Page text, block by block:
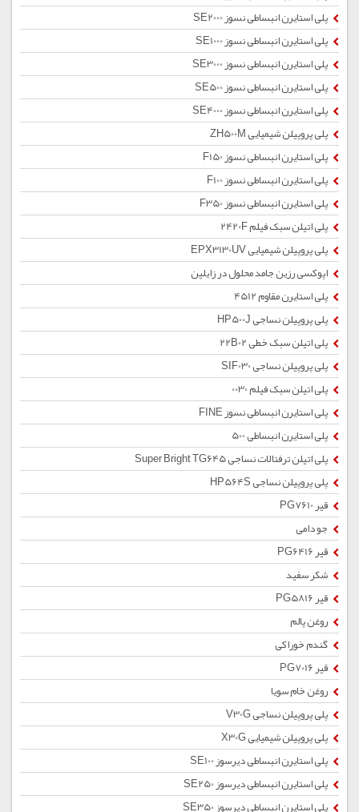
پلی استایرن انبساطی نسوز SE2000
پلی استایرن انبساطی نسوز SE1000
پلی استایرن انبساطی نسوز SE3000
پلی استایرن انبساطی نسوز SE500
پلی استایرن انبساطی نسوز SE4000
پلی پروپیلن شیمیایی ZH500M
پلی استایرن انبساطی نسوز F150
پلی استایرن انبساطی نسوز F100
پلی استایرن انبساطی نسوز F350
پلی اتیلن سبک فیلم 2420F
پلی پروپیلن شیمیایی EPX3130UV
اپوکسی رزین جامد محلول در زایلین
پلی استایرن مقاوم 4512
پلی پروپیلن نساجی HP500J
پلی اتیلن سبک خطی 22B02
پلی پروپیلن نساجی SIF030
پلی اتیلن سبک فیلم 0030
پلی استایرن انبساطی نسوز FINE
پلی استایرن انبساطی 500
پلی اتیلن ترفتالات نساجی Super Bright TG645
پلی پروپیلن نساجی HP564S
قیر PG7610
جو دامی
قیر PG6416
شکر سفید
قیر PG5816
روغن پالم
گندم خوراکی
قیر PG7016
روغن خام سویا
پلی پروپیلن نساجی V30G
پلی پروپیلن شیمیایی X30G
پلی استایرن انبساطی دیرسوز SE100
پلی استایرن انبساطی دیرسوز SE250
پلی استایرن انبساطی دیرسوز SE350